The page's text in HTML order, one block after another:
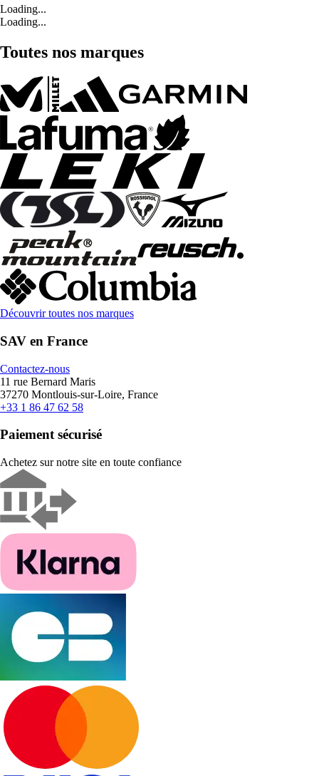
Loading...
Loading...
Toutes nos marques
Découvrir toutes nos marques
SAV en France
Contactez-nous
11 rue Bernard Maris
37270 Montlouis-sur-Loire, France
+33 1 86 47 62 58
Paiement sécurisé
Achetez sur notre site en toute confiance